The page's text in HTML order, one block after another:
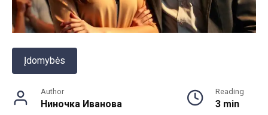
Įdomybės
Author
Ниночка Иванова
Reading
3 min